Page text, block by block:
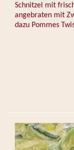
Schnitzel mit
angebraten mit
dazu Pommes